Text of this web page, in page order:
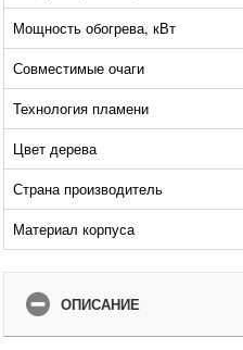
Мощность обогрева, кВт
Совместимые очаги
Технология пламени
Цвет дерева
Страна производитель
Материал корпуса
ОПИСАНИЕ